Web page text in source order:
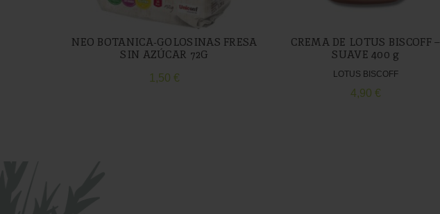
NEO BOTANICA-GOLOSINAS FRESA
SIN AZÚCAR 72G
1,50 €
CREMA DE LOTUS BISCOFF –
SUAVE 400 g
LOTUS BISCOFF
4,90 €